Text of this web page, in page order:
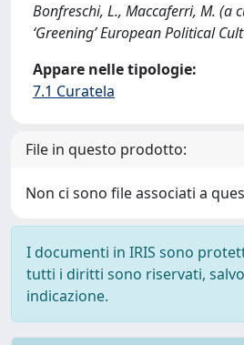
Bonfreschi, L., Maccaferri, M. (a
‘Greening’ European Political
Appare nelle tipologie:
7.1 Curatela
File in questo prodotto:
Non ci sono file associati a
I documenti in IRIS sono
tutti i diritti sono riservati,
indicazione.